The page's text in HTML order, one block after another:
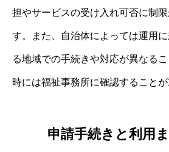
担やサービスの受け入れ可否に制
す。また、自治体によっては運用
る地域での手続きや対応が異なる
時には福祉事務所に確認することが
申請手続きと利用